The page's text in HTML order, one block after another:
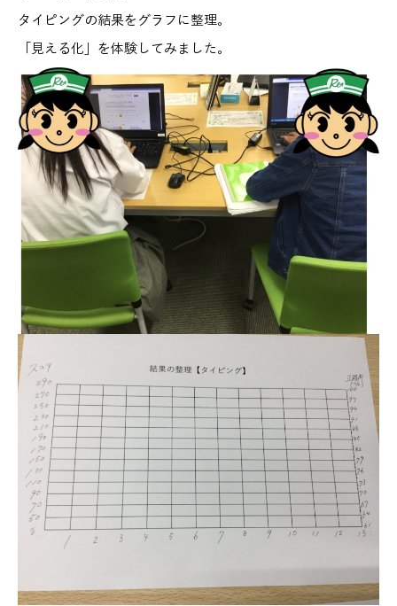
タイピングの結果をグラフに整理。
「見える化」を体験してみました。